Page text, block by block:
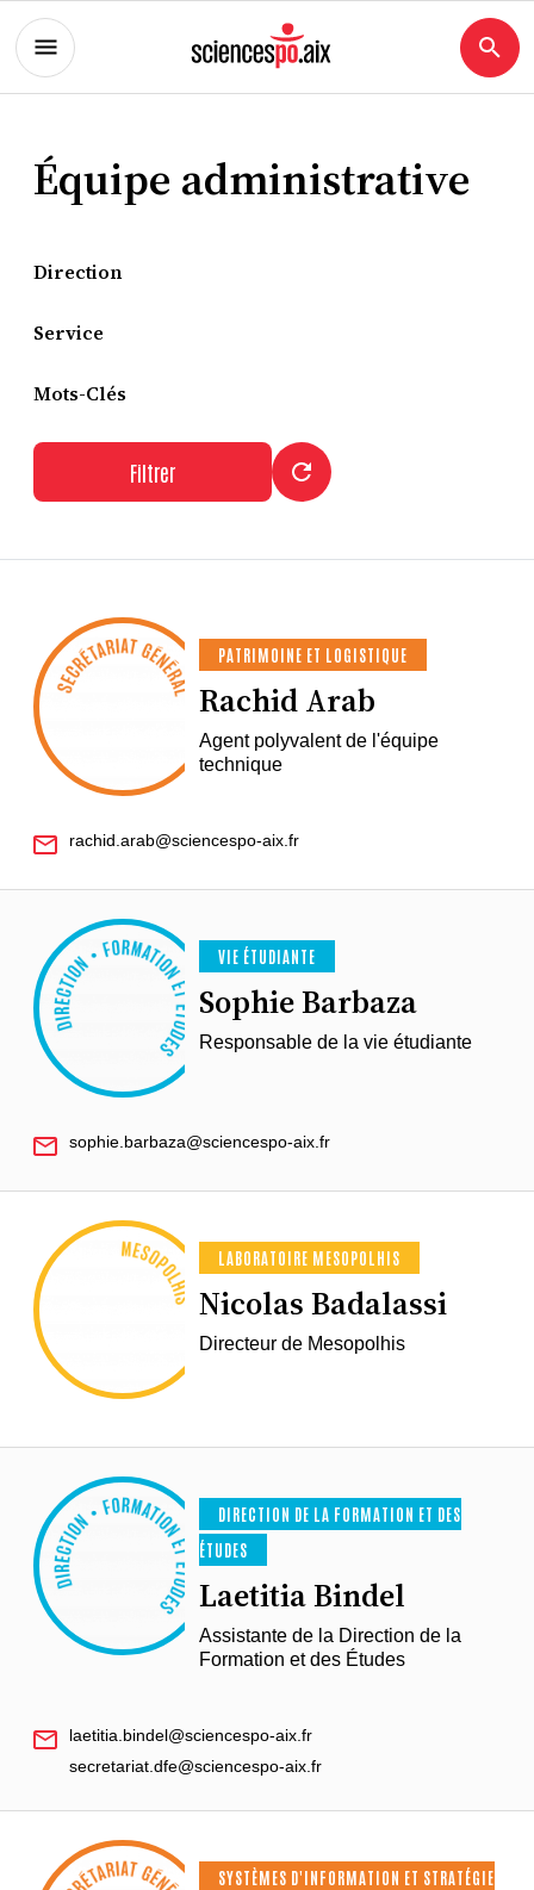
Équipe administrative
Direction
Service
Mots-Clés
Filtrer
PATRIMOINE ET LOGISTIQUE
Rachid Arab
Agent polyvalent de l'équipe
technique
rachid.arab@sciencespo-aix.fr
VIE ÉTUDIANTE
Sophie Barbaza
Responsable de la vie étudiante
sophie.barbaza@sciencespo-aix.fr
LABORATOIRE MESOPOLHIS
Nicolas Badalassi
Directeur de Mesopolhis
DIRECTION DE LA FORMATION ET DES
ÉTUDES
Laetitia Bindel
Assistante de la Direction de la
Formation et des Études
laetitia.bindel@sciencespo-aix.fr
secretariat.dfe@sciencespo-aix.fr
SYSTÈMES D'INFORMATION ET STRATÉGIE